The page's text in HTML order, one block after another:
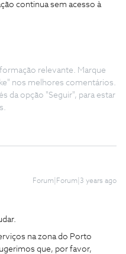
continua sem acesso à
relevante. Marque
nos melhores comentários.
da opção "Seguir", para estar
Forum|Forum|3 years ago
na zona do Porto
que, por favor,